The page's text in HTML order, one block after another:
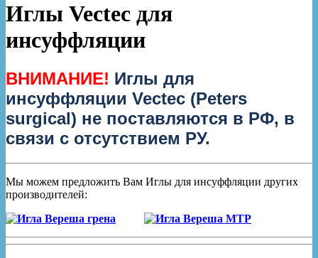
Иглы Vectec для
инсуффляции
ВНИМАНИЕ! Иглы для
инсуффляции Vectec (Peters
surgical) не поставляются в РФ, в
связи с отсутствием РУ.
Мы можем предложить Вам Иглы для инсуффляции других
производителей: